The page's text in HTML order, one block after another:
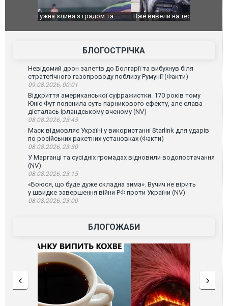
Вже вивели на тести: Ferrari готує оновлення
Вийшов
фільму
БЛОГОСТРІЧКА
Невідомий дрон залетів до Болгарії та вибухнув біля
стратегічного газопроводу поблизу Румунії (Факти)
09.08.2026, 00:01
Відкриття американської суфражистки. 170 років тому
Юніс Фут пояснила суть парникового ефекту, але слава
дісталась ірландському вченому (NV)
08.08.2026, 23:45
Маск відмовляє Україні у використанні Starlink для ударів
по російських ракетних установках (Факти)
08.08.2026, 23:30
У Марганці та сусідніх громадах відновили водопостачання
(NV)
08.08.2026, 23:15
«Боюся, що буде дуже складна зима». Вучич не вірить
у швидке завершення війни РФ проти України (NV)
08.08.2026, 23:00
БЛОГОЖАБИ